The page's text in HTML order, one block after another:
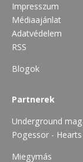
Impresszum
Médiaajánlat
Adatvédelem
RSS
Blogok
Partnerek
Underground
Pogessor -
Miegymás